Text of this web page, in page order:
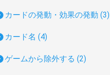
カードの発動・効果の発動 (3)
カード名 (4)
ゲームから除外する (2)